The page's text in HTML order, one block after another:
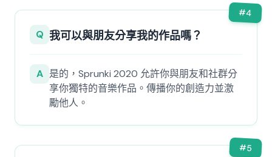
#4
Q 我可以與朋友分享我的作品嗎？
A 是的，Sprunki 2020 允許你與朋友和社群分
享你獨特的音樂作品。傳播你的創造力並激
勵他人。
#5